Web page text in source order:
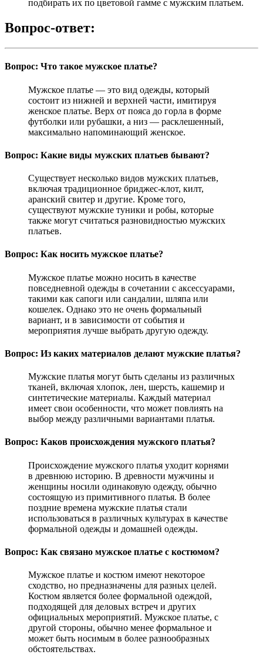
подбирать их по цветовой гамме с мужским платьем.
Вопрос-ответ:
Вопрос: Что такое мужское платье?
Мужское платье — это вид одежды, который
состоит из нижней и верхней части, имитируя
женское платье. Верх от пояса до горла в форме
футболки или рубашки, а низ — расклешенный,
максимально напоминающий женское.
Вопрос: Какие виды мужских платьев бывают?
Существует несколько видов мужских платьев,
включая традиционное бриджес-клот, килт,
аранский свитер и другие. Кроме того,
существуют мужские туники и робы, которые
также могут считаться разновидностью мужских
платьев.
Вопрос: Как носить мужское платье?
Мужское платье можно носить в качестве
повседневной одежды в сочетании с аксессуарами,
такими как сапоги или сандалии, шляпа или
кошелек. Однако это не очень формальный
вариант, и в зависимости от события и
мероприятия лучше выбрать другую одежду.
Вопрос: Из каких материалов делают мужские платья?
Мужские платья могут быть сделаны из различных
тканей, включая хлопок, лен, шерсть, кашемир и
синтетические материалы. Каждый материал
имеет свои особенности, что может повлиять на
выбор между различными вариантами платья.
Вопрос: Каков происхождения мужского платья?
Происхождение мужского платья уходит корнями
в древнюю историю. В древности мужчины и
женщины носили одинаковую одежду, обычно
состоящую из примитивного платья. В более
поздние времена мужские платья стали
использоваться в различных культурах в качестве
формальной одежды и домашней одежды.
Вопрос: Как связано мужское платье с костюмом?
Мужское платье и костюм имеют некоторое
сходство, но предназначены для разных целей.
Костюм является более формальной одеждой,
подходящей для деловых встреч и других
официальных мероприятий. Мужское платье, с
другой стороны, обычно менее формальное и
может быть носимым в более разнообразных
обстоятельствах.